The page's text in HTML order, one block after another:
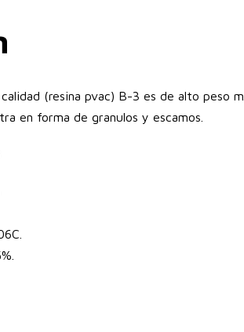
(resina pvac) B-3 es de alto peso
en forma de granulos y escamos.